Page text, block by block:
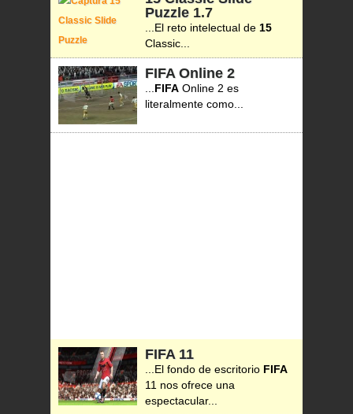
Puzzle 1.7
...El reto intelectual de 15
Classic...
FIFA Online 2
FIFA Online 2 es
literalmente como...
FIFA 11
...El fondo de escritorio FIFA
11 nos ofrece una
espectacular...